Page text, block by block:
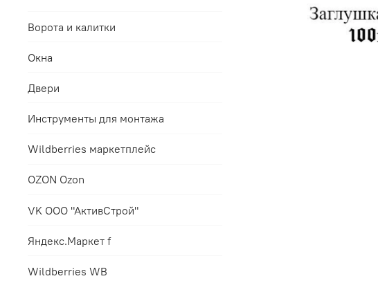
Ворота и калитки
Окна
Двери
Инструменты для монтажа
Wildberries маркетплейс
OZON Ozon
VK ООО "АктивСтрой"
Яндекс.Маркет f
Wildberries WB